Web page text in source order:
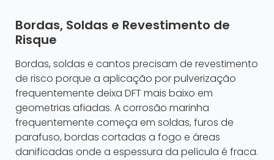
Bordas, Soldas e Revestimento de
Risque
Bordas, soldas e cantos precisam de revestimento
de risco porque a aplicação por pulverização
frequentemente deixa DFT mais baixo em
geometrias afiadas. A corrosão marinha
frequentemente começa em soldas, furos de
parafuso, bordas cortadas a fogo e áreas
danificadas onde a espessura da película é fraca.